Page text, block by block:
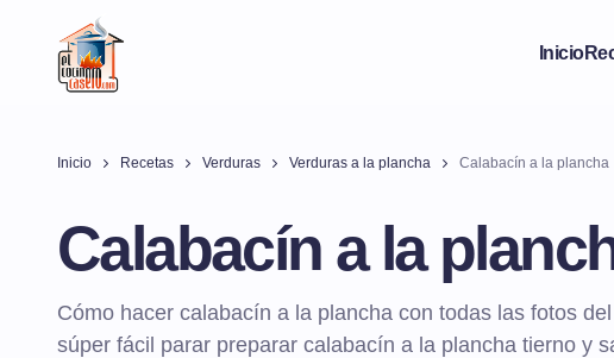
Inicio
Inicio Recetas Verduras Verduras a la plancha Calabacín a la plancha
Calabacín a la
Cómo hacer calabacín a la plancha con todas las fotos
súper fácil parar preparar calabacín a la plancha tierno y